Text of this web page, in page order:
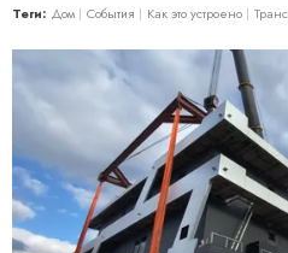
Теги: Дом События Как это устроено